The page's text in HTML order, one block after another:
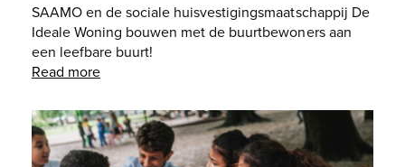
SAAMO en de sociale huisvestigingsmaatschappij De
Ideale Woning bouwen met de buurtbewoners aan
een leefbare buurt!
Read more